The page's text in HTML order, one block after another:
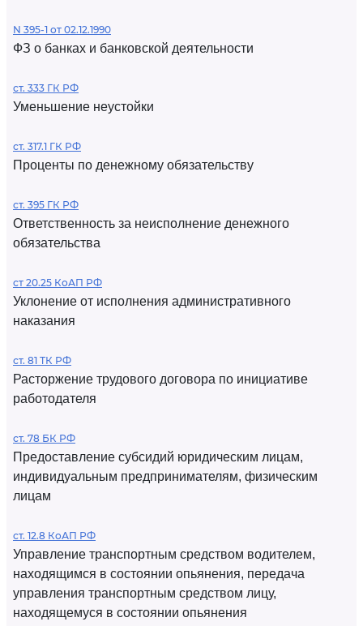
N 395-1 от 02.12.1990
ФЗ о банках и банковской деятельности
ст. 333 ГК РФ
Уменьшение неустойки
ст. 317.1 ГК РФ
Проценты по денежному обязательству
ст. 395 ГК РФ
Ответственность за неисполнение денежного
обязательства
ст 20.25 КоАП РФ
Уклонение от исполнения административного
наказания
ст. 81 ТК РФ
Расторжение трудового договора по инициативе
работодателя
ст. 78 БК РФ
Предоставление субсидий юридическим лицам,
индивидуальным предпринимателям, физическим
лицам
ст. 12.8 КоАП РФ
Управление транспортным средством водителем,
находящимся в состоянии опьянения, передача
управления транспортным средством лицу,
находящемуся в состоянии опьянения